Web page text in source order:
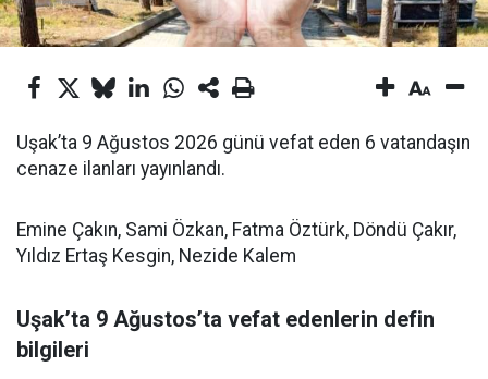
Uşak’ta 9 Ağustos 2026 günü vefat eden 6 vatandaşın
cenaze ilanları yayınlandı.
Emine Çakın, Sami Özkan, Fatma Öztürk, Döndü Çakır,
Yıldız Ertaş Kesgin, Nezide Kalem
Uşak’ta 9 Ağustos’ta vefat edenlerin defin
bilgileri